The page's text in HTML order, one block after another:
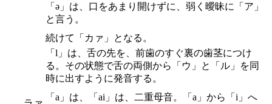
「ə」は、口をあまり開けずに、弱く曖昧に「ア」
と言う。
続けて「カァ」となる。
「l」は、舌の先を、前歯のすぐ裏の歯茎につけ
る。その状態で舌の両側から「ウ」と「ル」を同
時に出すように発音する。
「a」は、「ai」は、二重母音。「a」から「i」へ